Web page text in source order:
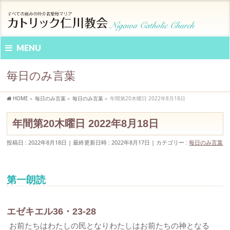
MENU
毎日のみ言葉
HOME » 毎日のみ言葉 » 毎日のみ言葉 » 年間第20木曜日 2022年8月18日
年間第20木曜日 2022年8月18日
投稿日 : 2022年8月18日 最終更新日時 : 2022年8月17日 カテゴリー :毎日のみ言葉
第一朗読
エゼキエル36・23-28
お前たちはわたしの民となりわたしはお前たちの神となる